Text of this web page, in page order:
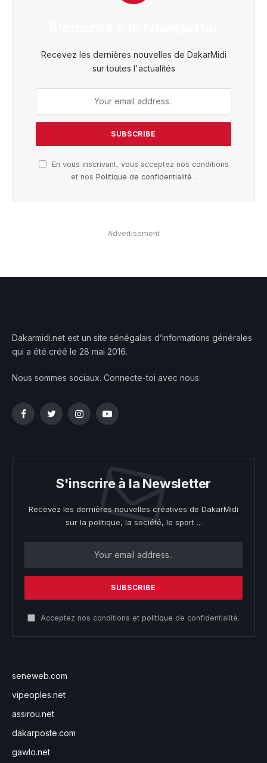
Recevez les dernières nouvelles de DakarMidi
sur toutes l'actualités
En vous inscrivant, vous acceptez nos conditions
et nos Politique de confidentialité .
Advertisement
Dakarmidi.net est un site sénégalais d’informations générales
qui a été créé le 28 mai 2016.
Nous sommes sociaux. Connecte-toi avec nous:
FacebookTwitterInstagramYouTube
S'inscrire à la Newsletter
Recevez les dernières nouvelles créatives de DakarMidi
sur la politique, la société, le sport ...
Acceptez nos conditions et politique de confidentialité.
seneweb.com
vipeoples.net
assirou.net
dakarposte.com
gawlo.net